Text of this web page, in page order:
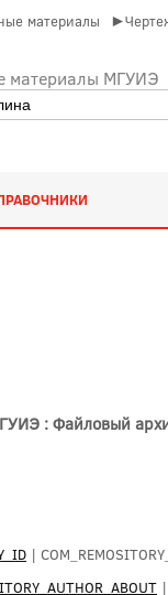
материалы
материалы МГУИЭ
: Файловый
|